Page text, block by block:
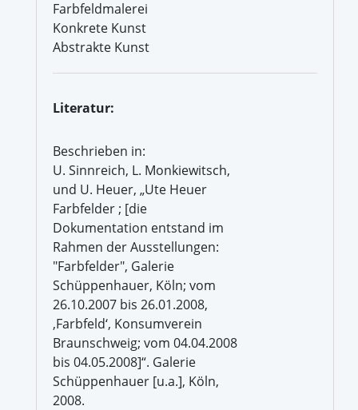
Farbfeldmalerei
Konkrete Kunst
Abstrakte Kunst
Literatur:
Beschrieben in:
U. Sinnreich, L. Monkiewitsch,
und U. Heuer, „Ute Heuer
Farbfelder ; [die
Dokumentation entstand im
Rahmen der Ausstellungen:
"Farbfelder", Galerie
Schüppenhauer, Köln; vom
26.10.2007 bis 26.01.2008,
‚Farbfeld‘, Konsumverein
Braunschweig; vom 04.04.2008
bis 04.05.2008]“. Galerie
Schüppenhauer [u.a.], Köln,
2008.